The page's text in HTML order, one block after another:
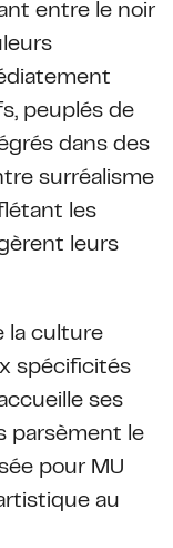
entre le noir
peuplés de
dans des
surréalisme
les
leurs
la culture
spécificités
ses
parsèment le
pour MU
au